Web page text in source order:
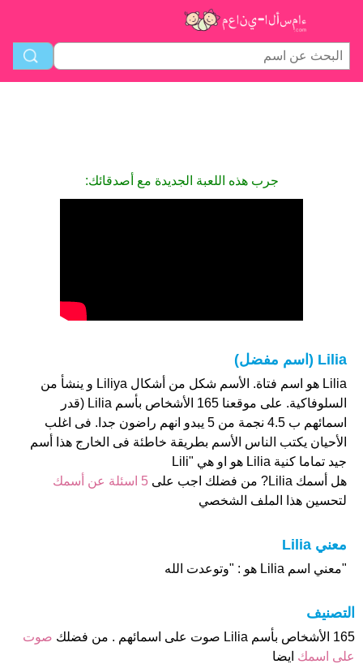
جرب هذه اللعبة الجديدة مع أصدقائك:
Lilia (اسم مفضل)
Lilia هو اسم فتاة. الأسم شكل من أشكال Liliya و ينشأ من
السلوفاكية. على موقعنا 165 الأشخاص بأسم Lilia (قدر
اسمائهم ب 4.5 نجمة من 5 يبدو انهم راضون جدا. فى اغلب
الأحيان يكتب الناس الأسم بطريقة خاطئة فى الخارج هذا أسم
جيد تماما كنية Lilia هو او هي "Lili
هل أسمك Lilia? من فضلك اجب على
5 اسئلة عن أسمك
لتحسين هذا الملف الشخصي
معني Lilia
"معني اسم Lilia هو : "وتوعدت الله
التصنيف
165 الأشخاص بأسم Lilia صوت على اسمائهم . من فضلك
صوت
على اسمك ايضا